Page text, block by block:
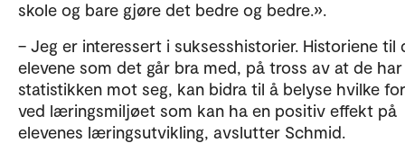
skole og bare gjøre det bedre og bedre.».
– Jeg er interessert i suksesshistorier. Historiene til
elevene som det går bra med, på tross av at de har
statistikken mot seg, kan bidra til å belyse hvilke
ved læringsmiljøet som kan ha en positiv effekt på
elevenes læringsutvikling, avslutter Schmid.